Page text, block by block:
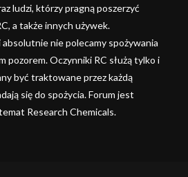
ludzi, którzy pragną poszerzyć
a także innych używek.
nie polecamy spożywania
pozorem. Oczynniki RC służą tylko i
być traktowane przez każdą
się do spożycia. Forum jest
Research Chemicals.